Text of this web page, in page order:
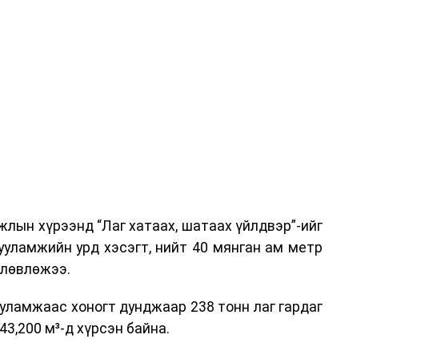
тээврийн үйлчилгээг аюулгүй,
үйлчилгээний нэгдсэн стандарт, сахилга
нэг хэсэг гэж
хүрээнд “Лаг хатаах, шатаах үйлдвэр”-ийг
урд хэсэгт, нийт 40 мянган ам метр
хоногт дунджаар 238 тонн лаг гардаг
м³-д хүрсэн байна.